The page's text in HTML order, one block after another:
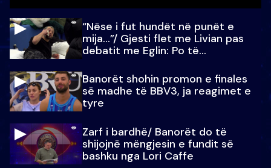
“Nëse i fut hundët në punët e
mija…”/ Gjesti flet me Livian pas
debatit me Eglin: Po të
Banorët shohin promon e finales
së madhe të BBV3, ja reagimet e
tyre
Zarf i bardhë/ Banorët do të
shijojnë mëngjesin e fundit së
bashku nga Lori Caffe